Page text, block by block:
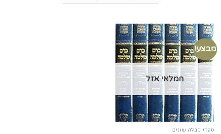
מבצע!
המלאי אזל
ספרי קבלה שונים